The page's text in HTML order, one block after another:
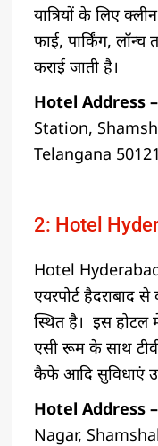
यात्रियों के लिए
फाई, पार्किंग,
कराई जाती है।
Hotel Address –
Station,
Telangana
2: Hotel
Hotel Hyderabad
एयरपोर्ट हैदराबाद
स्थित है। ‌ इस होटल
एसी रूम के साथ
कैफे आदि सुविधाएं
Hotel Address –
Nagar,